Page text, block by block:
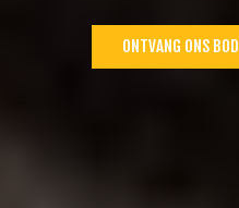
ONTVANG ONS BOD